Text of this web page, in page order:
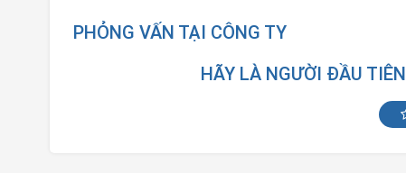
PHỎNG VẤN TẠI CÔNG TY
HÃY LÀ NGƯỜI ĐẦU